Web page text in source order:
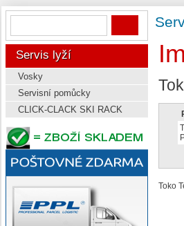
Servis lyží
Vosky
Servisní pomůcky
CLICK-CLACK SKI RACK
Toko